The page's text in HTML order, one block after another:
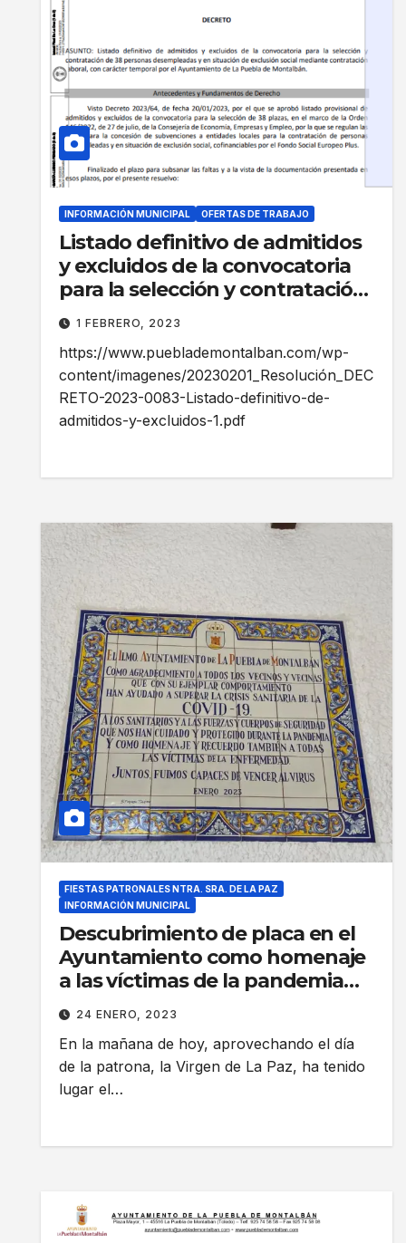
INFORMACIÓN MUNICIPAL OFERTAS DE TRABAJO
Listado definitivo de admitidos
y excluidos de la convocatoria
para la selección y contratación
de 38 personas desempleadas y
en situación de exclusión social
mediante contratación laboral,
con carácter temporal por el
Ayuntamiento de La Puebla de
Montalbán.
1 FEBRERO, 2023
https://www.pueblademontalban.com/wp-
content/imagenes/20230201_Resolución_DEC
RETO-2023-0083-Listado-definitivo-de-
admitidos-y-excluidos-1.pdf
FIESTAS PATRONALES NTRA. SRA. DE LA PAZ
INFORMACIÓN MUNICIPAL
Descubrimiento de placa en el
Ayuntamiento como homenaje
a las víctimas de la pandemia
provocada por la COVID-19
24 ENERO, 2023
En la mañana de hoy, aprovechando el día
de la patrona, la Virgen de La Paz, ha tenido
lugar el…